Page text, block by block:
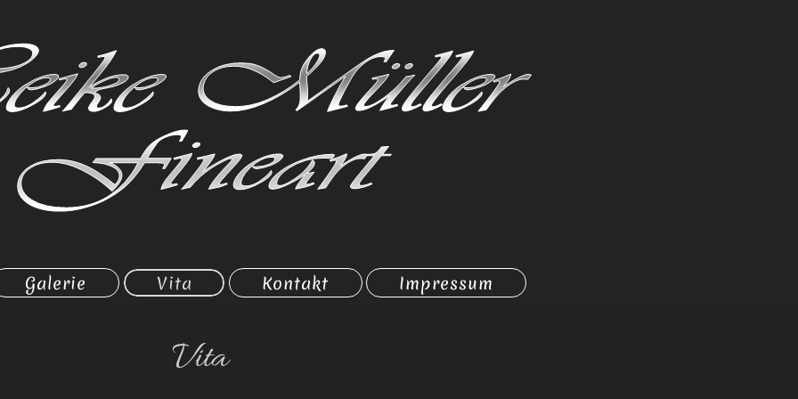
Galerie Vita Kontakt Impressum
Vita